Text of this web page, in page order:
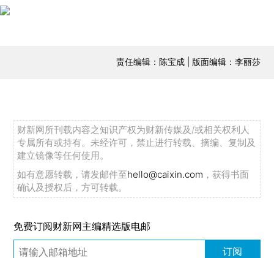
责任编辑：陈宝成 | 版面编辑：李丽莎
财新网所刊载内容之知识产权为财新传媒及/或相关权利人
专属所有或持有。未经许可，禁止进行转载、摘编、复制及
建立镜像等任何使用。
如有意愿转载，请发邮件至hello@caixin.com ，获得书面
确认及授权后，方可转载。
免费订阅财新网主编精选版电邮
订阅